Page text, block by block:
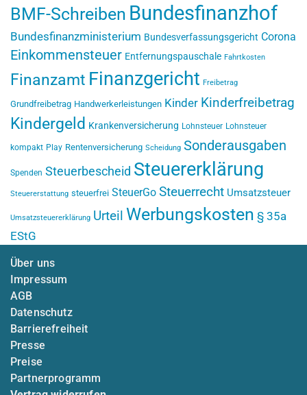
BMF-Schreiben Bundesfinanzhof
Bundesfinanzministerium Bundesverfassungsgericht Corona
Einkommensteuer Entfernungspauschale Fahrtkosten
Finanzamt Finanzgericht Freibetrag
Grundfreibetrag Handwerkerleistungen Kinder Kinderfreibetrag
Kindergeld Krankenversicherung Lohnsteuer Lohnsteuer
kompakt Play Rentenversicherung Scheidung Sonderausgaben
Spenden Steuerbescheid Steuererklärung
Steuererstattung steuerfrei SteuerGo Steuerrecht Umsatzsteuer
Umsatzsteuererklärung Urteil Werbungskosten § 35a
EStG
Über uns
Impressum
AGB
Datenschutz
Barrierefreiheit
Presse
Preise
Partnerprogramm